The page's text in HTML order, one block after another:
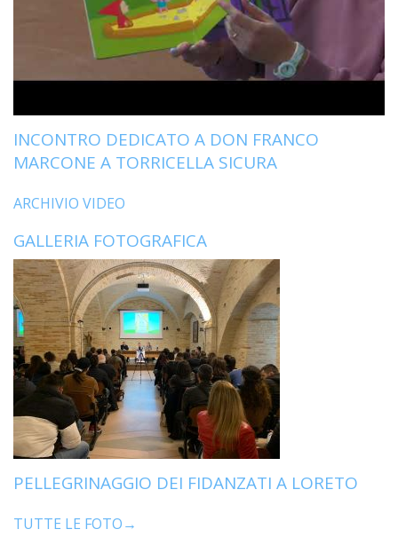
INCONTRO DEDICATO A DON FRANCO
MARCONE A TORRICELLA SICURA
ARCHIVIO VIDEO
GALLERIA FOTOGRAFICA
PELLEGRINAGGIO DEI FIDANZATI A LORETO
TUTTE LE FOTO→